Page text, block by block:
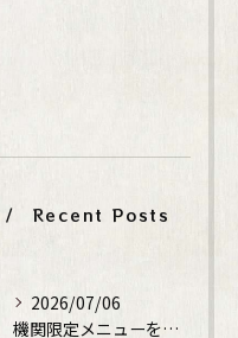
Recent Posts
2026/07/06
機関限定メニューをレギュラーメニューに！